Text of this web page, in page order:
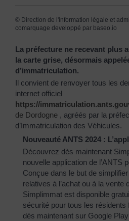
© Direction de l'information légale et
comarquage developpé par baseo.io
La préfecture ne recevant plus
la carte grise, désormais
d’immatriculation.
Il convient de renvoyer tous les
internet officiel
https://
de Dordogne , agréés par la
d’Immatriculation des Véhicules.
Nouveauté ANTS 2024 :
Découvrez dès maintenant
nouvelle application de l’ANTS
Conçue dans le but de
relatives à l’achat ou à la vente
Simplimmat est disponible
sécurité pour tous les
dès maintenant sur Google